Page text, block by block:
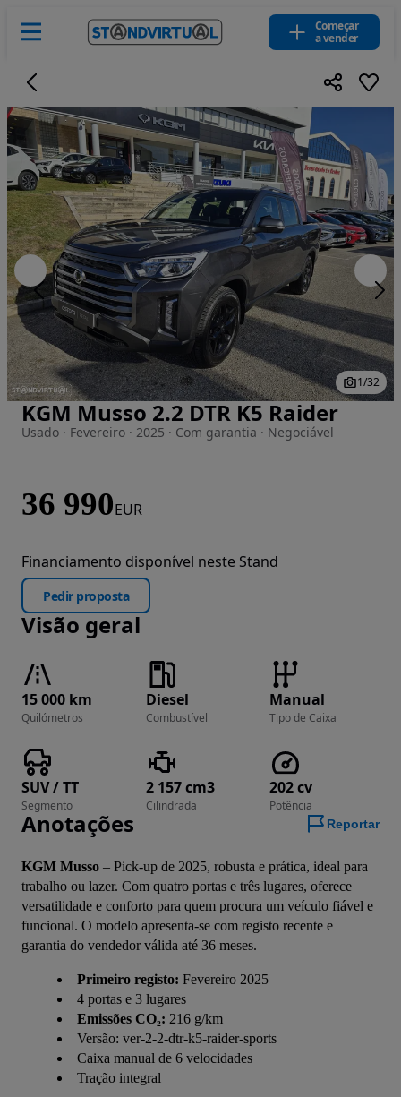
Começar
a vender
Imagem 1 de 32
1/32
KGM Musso 2.2 DTR K5 Raider
Usado · Fevereiro · 2025 · Com garantia · Negociável
36 990EUR
Financiamento disponível neste Stand
Pedir proposta
Visão geral
15 000 km
Quilómetros
Diesel
Combustível
Manual
Tipo de Caixa
SUV / TT
Segmento
2 157 cm3
Cilindrada
202 cv
Potência
Anotações Reportar
KGM Musso – Pick-up de 2025, robusta e prática, ideal para
trabalho ou lazer. Com quatro portas e três lugares, oferece
versatilidade e conforto para quem procura um veículo fiável e
funcional. O modelo apresenta-se com registo recente e
garantia do vendedor válida até 36 meses.
Primeiro registo: Fevereiro 2025
4 portas e 3 lugares
Emissões CO₂: 216 g/km
Versão: ver-2-2-dtr-k5-raider-sports
Caixa manual de 6 velocidades
Tração integral